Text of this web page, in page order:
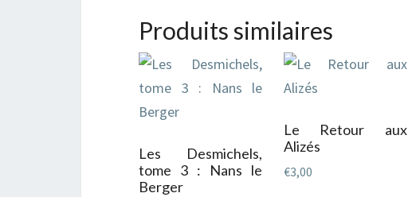
Produits similaires
Les Desmichels,
tome 3 : Nans le
Berger
Le Retour aux
Alizés
€3,00